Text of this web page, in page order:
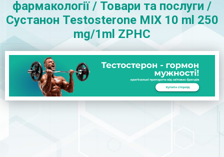
фармакології / Товари та послуги /
Сустанон Testosterone MIX 10 ml 250
mg/1ml ZPHC